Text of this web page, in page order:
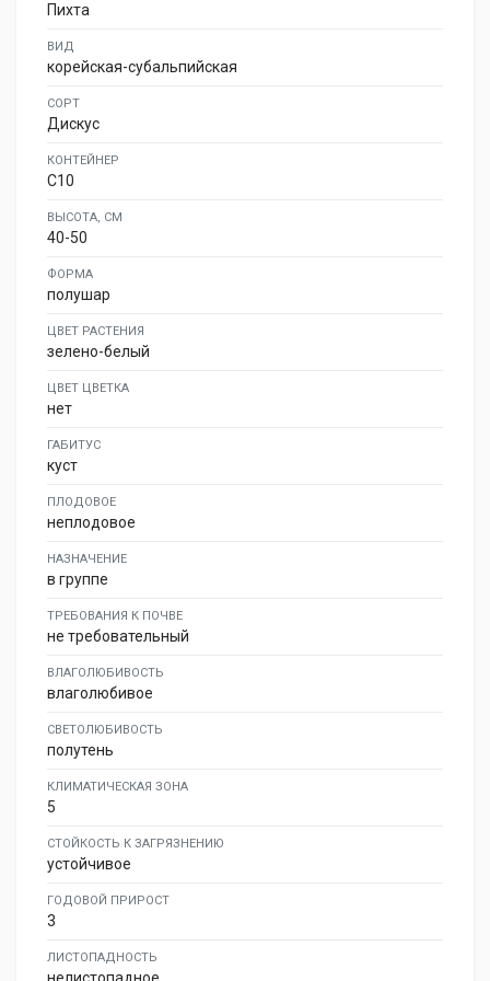
Пихта
ВИД
корейская-субальпийская
СОРТ
Дискус
КОНТЕЙНЕР
C10
ВЫСОТА, СМ
40-50
ФОРМА
полушар
ЦВЕТ РАСТЕНИЯ
зелено-белый
ЦВЕТ ЦВЕТКА
нет
ГАБИТУС
куст
ПЛОДОВОЕ
неплодовое
НАЗНАЧЕНИЕ
в группе
ТРЕБОВАНИЯ К ПОЧВЕ
не требовательный
ВЛАГОЛЮБИВОСТЬ
влаголюбивое
СВЕТОЛЮБИВОСТЬ
полутень
КЛИМАТИЧЕСКАЯ ЗОНА
5
СТОЙКОСТЬ К ЗАГРЯЗНЕНИЮ
устойчивое
ГОДОВОЙ ПРИРОСТ
3
ЛИСТОПАДНОСТЬ